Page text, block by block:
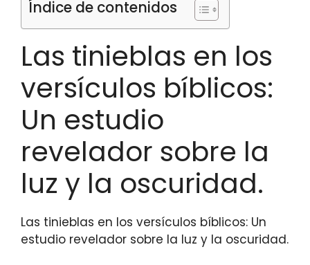
Índice de contenidos
Las tinieblas en los
versículos bíblicos:
Un estudio
revelador sobre la
luz y la oscuridad.
Las tinieblas en los versículos bíblicos: Un
estudio revelador sobre la luz y la oscuridad.